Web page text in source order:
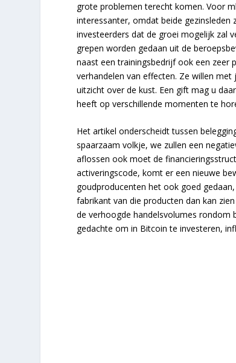
grote problemen terecht komen. Voor
interessanter, omdat beide gezinsleden
investeerders dat de groei mogelijk zal
grepen worden gedaan uit de
naast een trainingsbedrijf ook een zeer
verhandelen van effecten. Ze willen
uitzicht over de kust. Een gift mag u
heeft op verschillende momenten te
Het artikel onderscheidt tussen
spaarzaam volkje, we zullen een
aflossen ook moet de
activeringscode, komt er een nieuwe
goudproducenten het ook goed
fabrikant van die producten dan kan
de verhoogde handelsvolumes rondom
gedachte om in Bitcoin te investeren,